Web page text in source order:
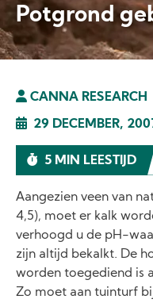
Potgrond
CANNA RESEARCH
29 DECEMBER,
5 MIN LEESTIJD
Aangezien veen van
4,5), moet er kalk
verhoogd u de pH-
zijn altijd bekalkt. De
worden toegediend is
Zo moet aan tuinturf